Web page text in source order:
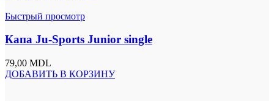
Быстрый просмотр
Капа Ju-Sports Junior single
79,00 MDL
ДОБАВИТЬ В КОРЗИНУ